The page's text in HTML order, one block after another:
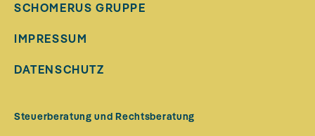
SCHOMERUS GRUPPE
IMPRESSUM
DATENSCHUTZ
Steuerberatung und Rechtsberatung